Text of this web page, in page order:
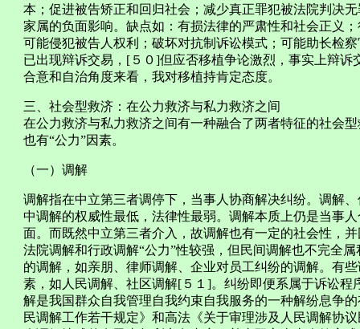
本；促进被告矫正和回归社会；减少真正罪犯被法院判决
家属的负面影响。缺点如：有损法律的严肃性和社会正义
可能侵犯被告人权利；破坏对抗制诉讼模式；可能助长检
已出现辩诉交易，[５０]但应否移植争论激烈，事实上辩
合意和自治角度来看，我对移植持肯定态度。
三、社会型救济：在公力救济与私力救济之间
在公力救济与私力救济之间有一种融合了两者特征的社会
也有“公力”因素。
（一）调解
调解指在中立第三者调停下，当事人协商解决纠纷。调解
中调解的权威性最低，法律性最弱。调解本质上仍是当事
面。而既然中立第三者介入，故调解也有一定的社会性，
法院调解和行政调解“公力”性较强，但民间调解也不完全
的调解，如亲朋、律师调解、企业对员工纠纷的调解。有
素，如人民调解、社区调解[５１]。纠纷即便系属于诉讼
解是我国群众自我管理自我约束自我服务的一种解纷息争
民调解工作若干规定》和高法《关于审理涉及人民调解协